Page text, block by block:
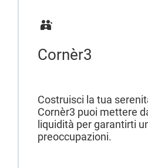
Cornèr3
Costruisci la tua
Cornèr3 puoi mettere
liquidità per garantirti
preoccupazioni.